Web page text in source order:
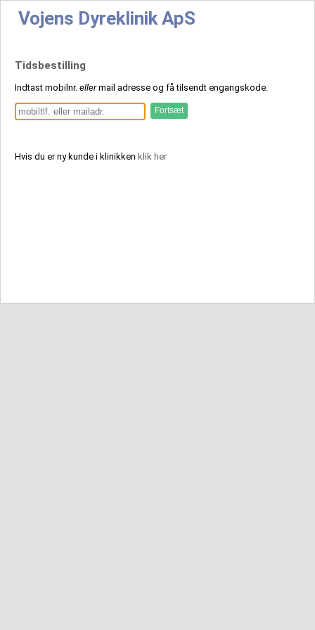
Vojens Dyreklinik ApS
Tidsbestilling
Indtast mobilnr. ellermail adresse og få tilsendt engangskode.
Hvis du er ny kunde i klinikken klik her